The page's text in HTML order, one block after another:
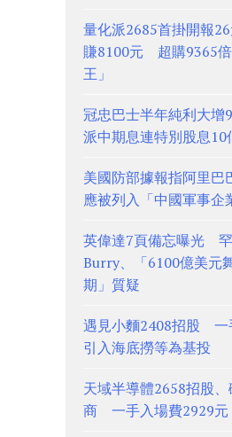
量化派2685首掛開報
賺8100元 超購9365
王」
冠忠巴士半年純利大
派中期息連特別股息10
美國防部據報指阿里巴
應被列入「中國軍事企
英偉達7頁備忘曝光
Burry、「6100億美元
期」質疑
遇見小麵2408招股 一
引入海底撈等為基投
天域半導體2658招股
商 一手入場費2929元